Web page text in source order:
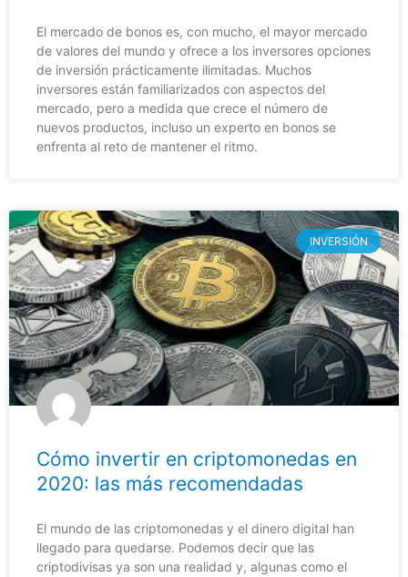
El mercado de bonos es, con mucho, el mayor mercado
de valores del mundo y ofrece a los inversores opciones
de inversión prácticamente ilimitadas. Muchos
inversores están familiarizados con aspectos del
mercado, pero a medida que crece el número de
nuevos productos, incluso un experto en bonos se
enfrenta al reto de mantener el ritmo.
INVERSIÓN
Cómo invertir en criptomonedas en
2020: las más recomendadas
El mundo de las criptomonedas y el dinero digital han
llegado para quedarse. Podemos decir que las
criptodivisas ya son una realidad y, algunas como el